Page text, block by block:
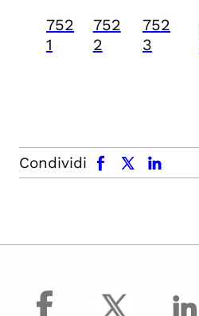
752
1
752
2
752
3
Condividi
facebook x.com linkedin
facebook